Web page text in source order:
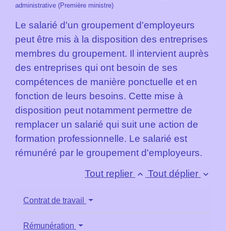
administrative (Première ministre)
Le salarié d'un groupement d'employeurs
peut être mis à la disposition des entreprises
membres du groupement. Il intervient auprès
des entreprises qui ont besoin de ses
compétences de manière ponctuelle et en
fonction de leurs besoins. Cette mise à
disposition peut notamment permettre de
remplacer un salarié qui suit une action de
formation professionnelle. Le salarié est
rémunéré par le groupement d'employeurs.
Tout replier keyboard_arrow_up Tout déplier keyboard_arrow_down
Contrat de travail
Rémunération